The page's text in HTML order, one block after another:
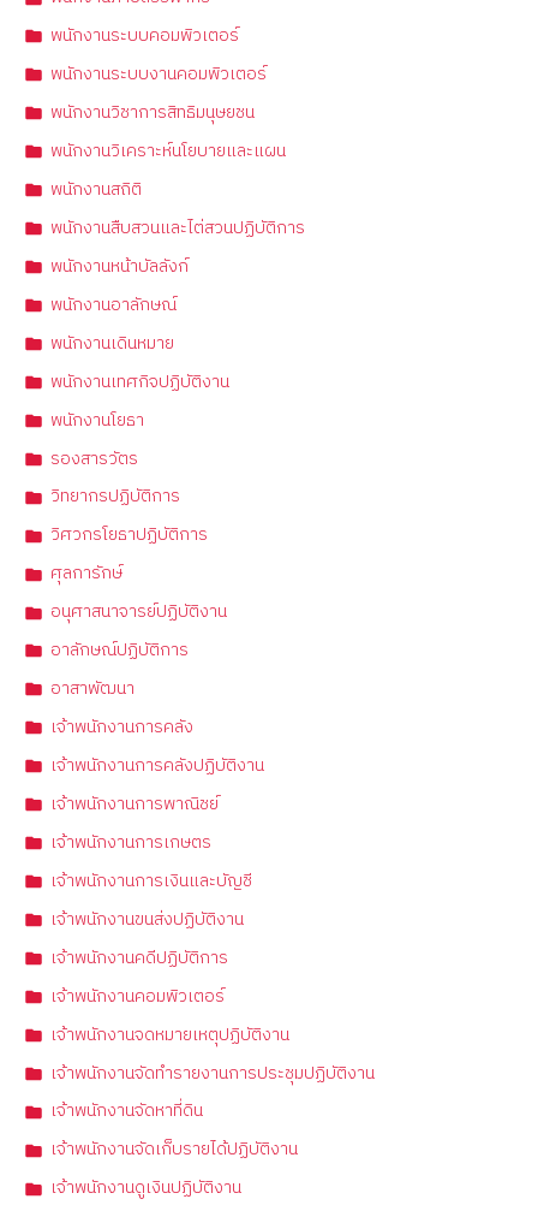
พนักงานระบบคอมพิวเตอร์
พนักงานระบบงานคอมพิวเตอร์
พนักงานวิชาการสิทธิมนุษยชน
พนักงานวิเคราะห์นโยบายและแผน
พนักงานสถิติ
พนักงานสืบสวนและไต่สวนปฏิบัติการ
พนักงานหน้าบัลลังก์
พนักงานอาลักษณ์
พนักงานเดินหมาย
พนักงานเทศกิจปฏิบัติงาน
พนักงานโยธา
รองสารวัตร
วิทยากรปฏิบัติการ
วิศวกรโยธาปฏิบัติการ
ศุลการักษ์
อนุศาสนาจารย์ปฏิบัติงาน
อาลักษณ์ปฏิบัติการ
อาสาพัฒนา
เจ้าพนักงานการคลัง
เจ้าพนักงานการคลังปฏิบัติงาน
เจ้าพนักงานการพาณิชย์
เจ้าพนักงานการเกษตร
เจ้าพนักงานการเงินและบัญชี
เจ้าพนักงานขนส่งปฏิบัติงาน
เจ้าพนักงานคดีปฏิบัติการ
เจ้าพนักงานคอมพิวเตอร์
เจ้าพนักงานจดหมายเหตุปฏิบัติงาน
เจ้าพนักงานจัดทำรายงานการประชุมปฏิบัติงาน
เจ้าพนักงานจัดหาที่ดิน
เจ้าพนักงานจัดเก็บรายได้ปฏิบัติงาน
เจ้าพนักงานดูเงินปฏิบัติงาน